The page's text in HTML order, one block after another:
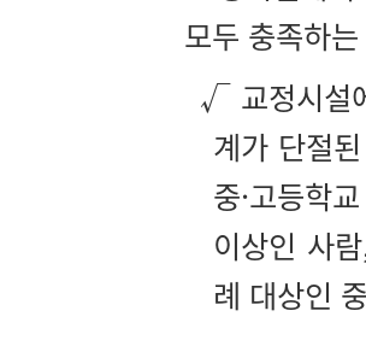
모두 충족하
√ 교정시설
계가 단절
중·고등학
이상인 사
례 대상인